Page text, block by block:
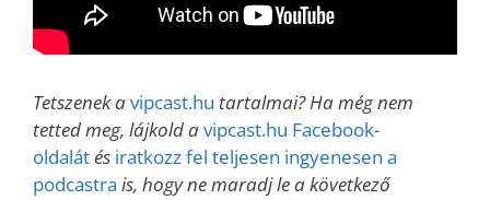
Tetszenek avipcast.hu tartalmai? Ha még nem
tetted meg, lájkold avipcast.hu Facebook-
oldalátés iratkozz fel teljesen ingyenesen a
podcastra is, hogy ne maradj le a következő